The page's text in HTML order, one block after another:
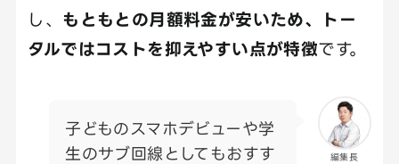
し、 もともとの月額料金が安いため、トー
タルではコストを抑えやすい点が特徴です。
編集長
子どものスマホデビューや学
生のサブ回線としてもおすす